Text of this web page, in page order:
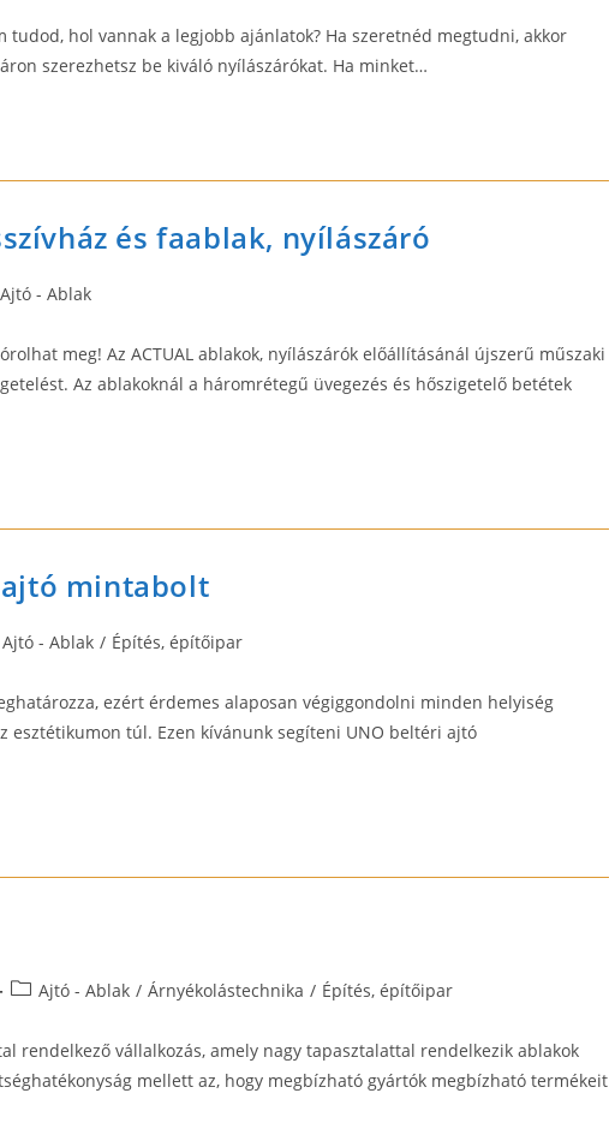
hol vannak a legjobb ajánlatok? Ha szeretnéd megtudni, akkor
szerezhetsz be kiváló nyílászárókat. Ha minket…
és faablak, nyílászáró
Ajtó - Ablak
meg! Az ACTUAL ablakok, nyílászárók előállításánál újszerű műszaki
Az ablakoknál a háromrétegű üvegezés és hőszigetelő betétek
mintabolt
Ajtó - Ablak / Építés, építőipar
ezért érdemes alaposan végiggondolni minden helyiség
esztétikumon túl. Ezen kívánunk segíteni UNO beltéri ajtó
PostAjtó - Ablak / Árnyékolástechnika / Építés, építőipar
rendelkező vállalkozás, amely nagy tapasztalattal rendelkezik ablakok
mellett az, hogy megbízható gyártók megbízható termékeit